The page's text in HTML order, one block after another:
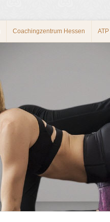
Coachingzentrum Hessen